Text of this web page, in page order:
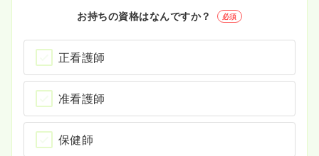
お持ちの資格はなんですか？ 必須
正看護師
准看護師
保健師